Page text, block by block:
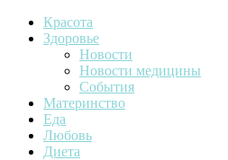
Красота
Здоровье
Новости
Новости медицины
События
Материнство
Еда
Любовь
Диета